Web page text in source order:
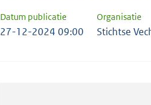
Datum publicatie Organisatie
27-12-2024 09:00 Stichtse